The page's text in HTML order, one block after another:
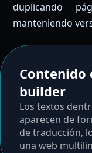
duplicando
manteniendo
Contenido
builder
Los textos
aparecen de
de traducción,
una web